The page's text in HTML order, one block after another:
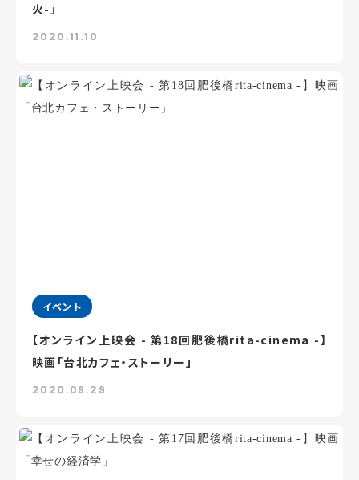
火-」
2020.11.10
イベント
【オンライン上映会 - 第18回肥後橋rita-cinema -】
映画「台北カフェ・ストーリー」
2020.09.29